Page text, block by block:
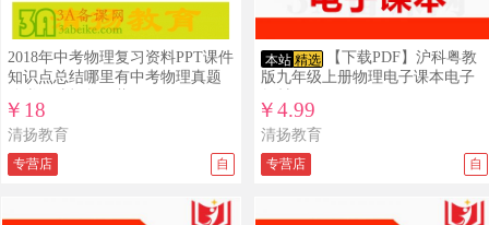
2018年中考物理复习资料PPT课件
知识点总结哪里有中考物理真题
￥18
清扬教育
专营店 自
本站 精选
【下载PDF】沪科粤教
版九年级上册物理电子课本电子
￥4.99
清扬教育
专营店 自